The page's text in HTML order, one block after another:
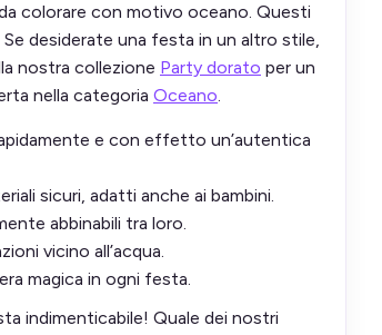
colorare con motivo oceano. Questi
desiderate una festa in un altro stile,
nostra collezione Party dorato per un
nella categoria Oceano.
e con effetto un’autentica
sicuri, adatti anche ai bambini.
abbinabili tra loro.
vicino all’acqua.
magica in ogni festa.
indimenticabile! Quale dei nostri